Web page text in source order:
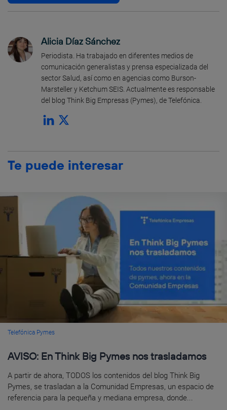
Alicia Díaz Sánchez
Periodista. Ha trabajado en diferentes medios de
comunicación generalistas y prensa especializada del
sector Salud, así como en agencias como Burson-
Marsteller y Ketchum SEIS. Actualmente es responsable
del blog Think Big Empresas (Pymes), de Telefónica.
Te puede interesar
Telefónica Pymes
AVISO: En Think Big Pymes nos trasladamos
A partir de ahora, TODOS los contenidos del blog Think Big
Pymes, se trasladan a la Comunidad Empresas, un espacio de
referencia para la pequeña y mediana empresa, donde...